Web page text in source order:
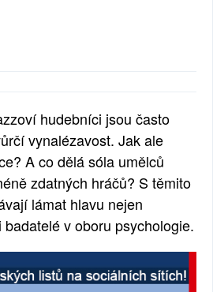
hudebníci jsou často
vynalézavost. Jak ale
A co dělá sóla umělců
zdatných hráčů? S těmito
lámat hlavu nejen
v oboru psychologie.